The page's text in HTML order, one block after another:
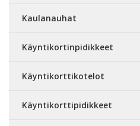
Kaulanauhat
Käyntikortinpidikkeet
Käyntikorttikotelot
Käyntikorttipidikkeet